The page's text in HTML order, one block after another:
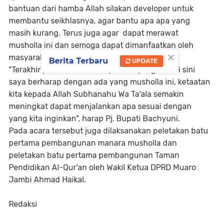
bantuan dari hamba Allah silakan developer untuk
membantu seikhlasnya, agar bantu apa apa yang
masih kurang. Terus juga agar dapat merawat
musholla ini dan semoga dapat dimanfaatkan oleh
masyarakat yang ada di sini", sebutnya.
"Terakhir pada seluruh masyarakat yang ada di sini
saya berharap dengan ada yang musholla ini, ketaatan
kita kepada Allah Subhanahu Wa Ta'ala semakin
meningkat dapat menjalankan apa sesuai dengan
yang kita inginkan", harap Pj. Bupati Bachyuni.
Pada acara tersebut juga dilaksanakan peletakan batu
pertama pembangunan manara musholla dan
peletakan batu pertama pembangunan Taman
Pendidikan Al-Qur'an oleh Wakil Ketua DPRD Muaro
Jambi Ahmad Haikal.
Redaksi
×
Berita Terbaru UPDATE